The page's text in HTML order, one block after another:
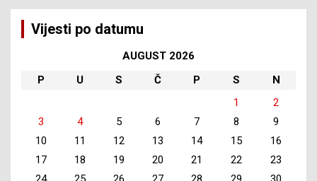
Vijesti po datumu
AUGUST 2026
P
U S Č P S
N
1
2
3
4 5 6 7 8
9
10
11 12 13 14 15
16
17
18 19 20 21 22
23